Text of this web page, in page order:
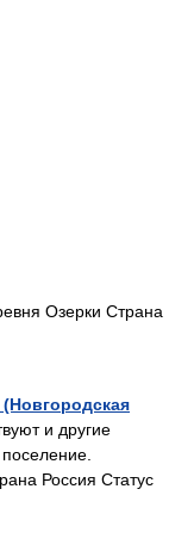
Озерки Страна
и другие
Россия Статус